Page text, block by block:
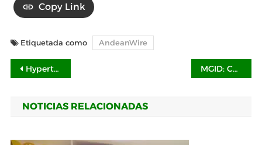
Copy Link
Etiquetada como AndeanWire
Navegación
de
entradas
Hypertec Cloud se asocia con Potentia MGID: Conexiones que trascienden, las claves para crear anuncios inclusivos y emotivos en San Valentín
NOTICIAS RELACIONADAS